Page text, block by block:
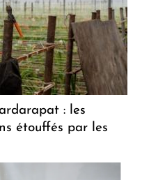
: les
étouffés par les